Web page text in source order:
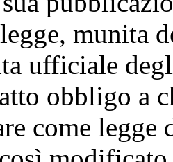
munita
ufficiale
obbligo a
come legge